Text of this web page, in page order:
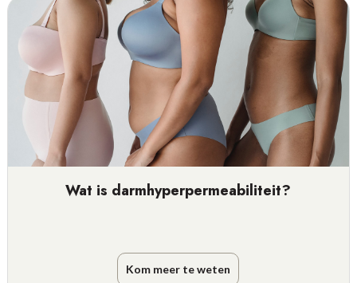
Wat is darmhyperpermeabiliteit?
Kom meer te weten